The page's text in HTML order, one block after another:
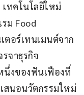
ทคโนโลยีใหม่
ม Food
ตอร์เทนเมนต์จาก
จาธุรกิจ
นึ่งของฟันเฟืองที่
สนอนวัตกรรมใหม่